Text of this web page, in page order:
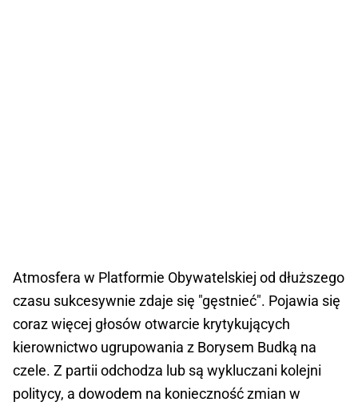
Atmosfera w Platformie Obywatelskiej od dłuższego
czasu sukcesywnie zdaje się "gęstnieć". Pojawia się
coraz więcej głosów otwarcie krytykujących
kierownictwo ugrupowania z Borysem Budką na
czele. Z partii odchodza lub są wykluczani kolejni
politycy, a dowodem na konieczność zmian w